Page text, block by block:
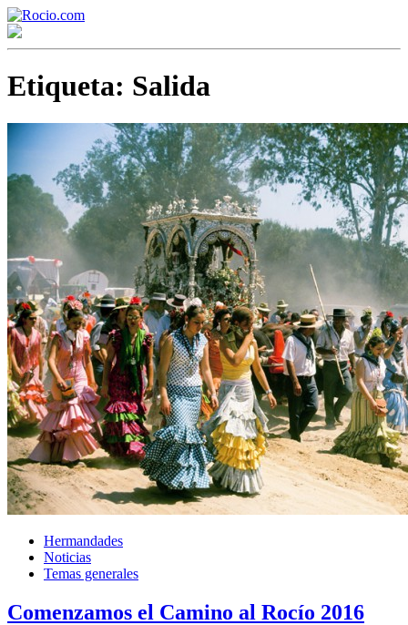
Etiqueta: Salida
Hermandades
Noticias
Temas generales
Comenzamos el Camino al Rocío 2016
¡Bienvenido! Soy el asistente virtual de rocio.com.
¿En qué puedo ayudarte?
Historia de la Virgen del Rocío
¿Cuándo es la romería del Rocío?
¿Cuántas hermandades participan en la romería?
¿Cuándo se construyó la primera ermita?
El traslado cada siete años
¿Cuales son los actos principales que se celebran en el
Rocío?
Quiero hacer el camino,¿que tengo que hacer?
En el Rocío, ¿dónde me alojo?